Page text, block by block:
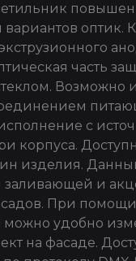
оптик.
часть
Возможно
с
корпуса.
изделия.
заливающей и
При
удобно
на фасаде.